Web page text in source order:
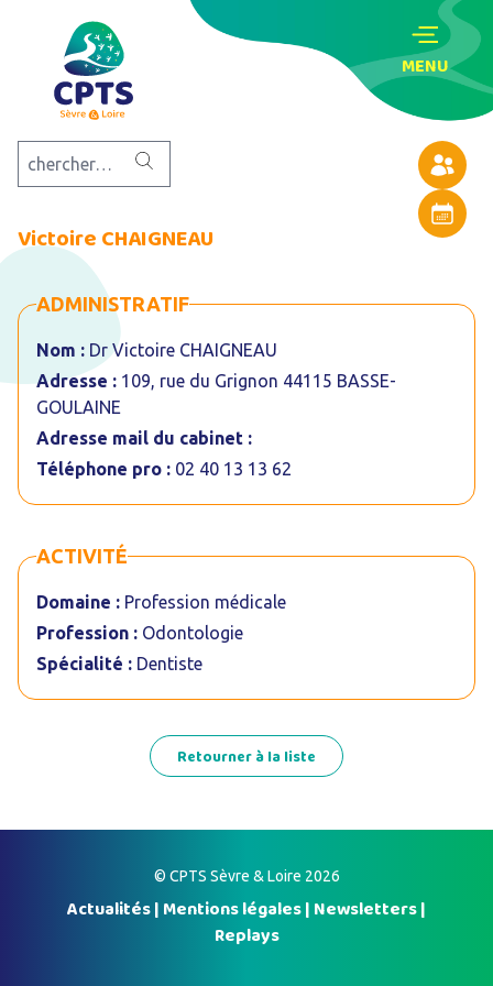
Annuaire
Agenda
MENU
Victoire CHAIGNEAU
ADMINISTRATIF
Nom : Dr Victoire CHAIGNEAU
Adresse : 109, rue du Grignon 44115 BASSE-
GOULAINE
Adresse mail du cabinet :
Téléphone pro : 02 40 13 13 62
ACTIVITÉ
Domaine : Profession médicale
Profession : Odontologie
Spécialité : Dentiste
Retourner à la liste
© CPTS Sèvre & Loire 2026
Actualités| Mentions légales| Newsletters|
Replays